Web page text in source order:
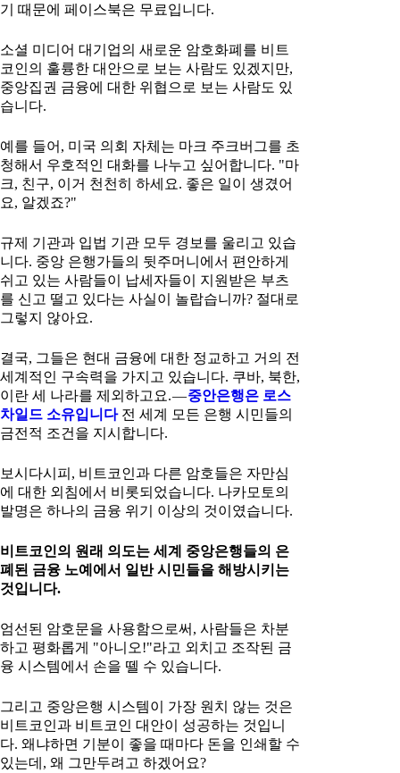
기 때문에 페이스북은 무료입니다.
소셜 미디어 대기업의 새로운 암호화폐를 비트
코인의 훌륭한 대안으로 보는 사람도 있겠지만,
중앙집권 금융에 대한 위협으로 보는 사람도 있
습니다.
예를 들어, 미국 의회 자체는 마크 주크버그를 초
청해서 우호적인 대화를 나누고 싶어합니다. "마
크, 친구, 이거 천천히 하세요. 좋은 일이 생겼어
요, 알겠죠?"
규제 기관과 입법 기관 모두 경보를 울리고 있습
니다. 중앙 은행가들의 뒷주머니에서 편안하게
쉬고 있는 사람들이 납세자들이 지원받은 부츠
를 신고 떨고 있다는 사실이 놀랍습니까? 절대로
그렇지 않아요.
결국, 그들은 현대 금융에 대한 정교하고 거의 전
세계적인 구속력을 가지고 있습니다. 쿠바, 북한,
이란 세 나라를 제외하고요. —중안은행은 로스
차일드 소유입니다전 세계 모든 은행 시민들의
금전적 조건을 지시합니다.
보시다시피, 비트코인과 다른 암호들은 자만심
에 대한 외침에서 비롯되었습니다. 나카모토의
발명은 하나의 금융 위기 이상의 것이였습니다.
비트코인의 원래 의도는 세계 중앙은행들의 은
폐된 금융 노예에서 일반 시민들을 해방시키는
것입니다.
엄선된 암호문을 사용함으로써, 사람들은 차분
하고 평화롭게 "아니오!"라고 외치고 조작된 금
융 시스템에서 손을 뗄 수 있습니다.
그리고 중앙은행 시스템이 가장 원치 않는 것은
비트코인과 비트코인 대안이 성공하는 것입니
다. 왜냐하면 기분이 좋을 때마다 돈을 인쇄할 수
있는데, 왜 그만두려고 하겠어요?